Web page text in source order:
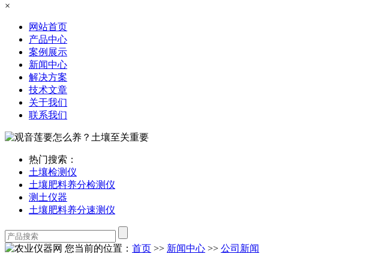
×
网站首页
产品中心
案例展示
新闻中心
解决方案
技术文章
关于我们
联系我们
热门搜索：
土壤检测仪
土壤肥料养分检测仪
测土仪器
土壤肥料养分速测仪
您当前的位置： 首页 >> 新闻中心 >> 公司新闻